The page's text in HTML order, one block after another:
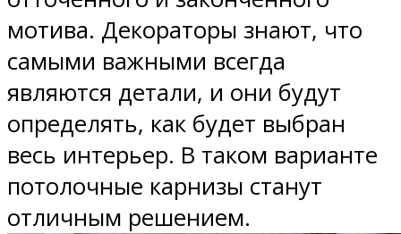
мотива. Декораторы знают, что
самыми важными всегда
являются детали, и они будут
определять, как будет выбран
весь интерьер. В таком варианте
потолочные карнизы станут
отличным решением.